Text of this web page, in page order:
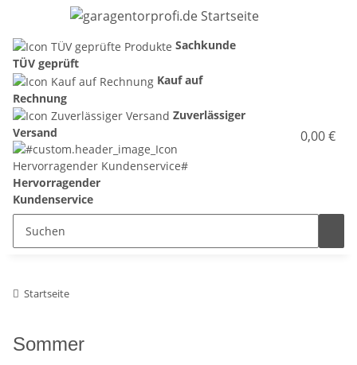
Sachkunde
TÜV geprüft
Kauf auf
Rechnung
Zuverlässiger
Versand
Hervorragender
Kundenservice
0,00 €
Startseite
Sommer